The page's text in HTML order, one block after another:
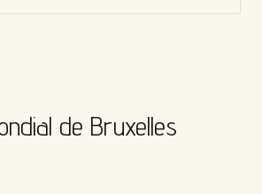
de Bruxelles